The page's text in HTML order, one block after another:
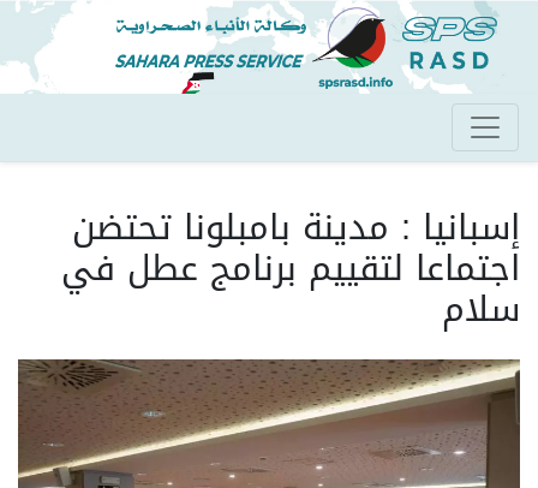
تجاوز
إلى
المحتوى
الرئيسي
إسبانيا : مدينة بامبلونا تحتضن
اجتماعا لتقييم برنامج عطل في
سلام